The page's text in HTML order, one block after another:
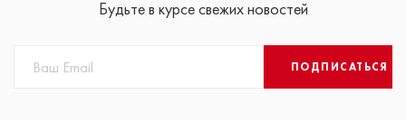
Будьте в курсе свежих новостей
ПОДПИСАТЬСЯ